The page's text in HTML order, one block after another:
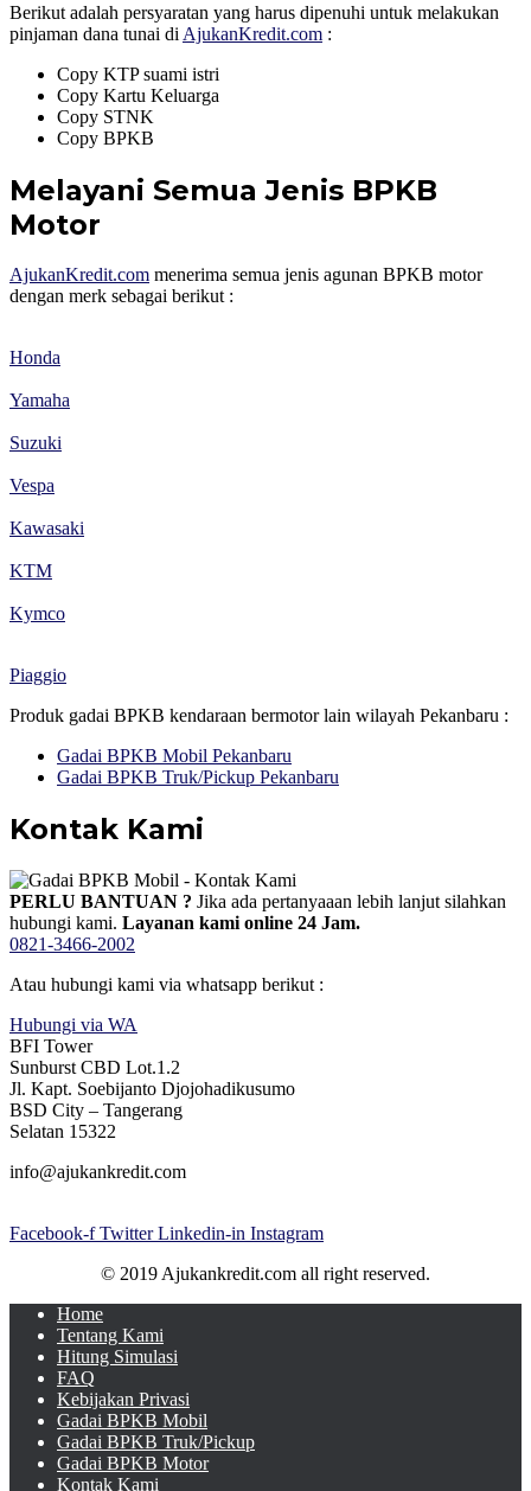
Berikut adalah persyaratan yang harus dipenuhi untuk melakukan
pinjaman dana tunai di AjukanKredit.com :
Copy KTP suami istri
Copy Kartu Keluarga
Copy STNK
Copy BPKB
Melayani Semua Jenis BPKB
Motor
AjukanKredit.com menerima semua jenis agunan BPKB motor
dengan merk sebagai berikut :
Honda
Yamaha
Suzuki
Vespa
Kawasaki
KTM
Kymco
Piaggio
Produk gadai BPKB kendaraan bermotor lain wilayah Pekanbaru :
Gadai BPKB Mobil Pekanbaru
Gadai BPKB Truk/Pickup Pekanbaru
Kontak Kami
PERLU BANTUAN ? Jika ada pertanyaaan lebih lanjut silahkan
hubungi kami. Layanan kami online 24 Jam.
0821-3466-2002
Atau hubungi kami via whatsapp berikut :
Hubungi via WA
BFI Tower
Sunburst CBD Lot.1.2
Jl. Kapt. Soebijanto Djojohadikusumo
BSD City – Tangerang
Selatan 15322
info@ajukankredit.com
Facebook-f Twitter Linkedin-in Instagram
© 2019 Ajukankredit.com all right reserved.
Home
Tentang Kami
Hitung Simulasi
FAQ
Kebijakan Privasi
Gadai BPKB Mobil
Gadai BPKB Truk/Pickup
Gadai BPKB Motor
Kontak Kami